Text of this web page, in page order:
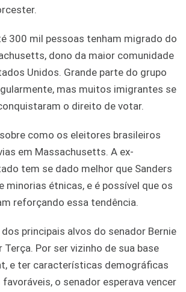
300 mil pessoas tenham migrado do
dono da maior comunidade
Unidos. Grande parte do grupo
mas muitos imigrantes se
o direito de votar.
como os eleitores brasileiros
em Massachusetts. A ex-
tem se dado melhor que Sanders
minorias étnicas, e é possível que os
reforçando essa tendência.
principais alvos do senador Bernie
Terça. Por ser vizinho de sua base
e ter características demográficas
o senador esperava vencer